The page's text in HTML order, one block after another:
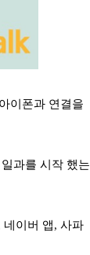
이폰과 연결을
과를 시작 했는
네이버 앱, 사파